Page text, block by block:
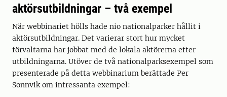
aktörsutbildningar – två exempel
När webbinariet hölls hade nio nationalparker hållit i
aktörsutbildningar. Det varierar stort hur mycket
förvaltarna har jobbat med de lokala aktörerna efter
utbildningarna. Utöver de två nationalparksexempel som
presenterade på detta webbinarium berättade Per
Sonnvik om intressanta exempel: